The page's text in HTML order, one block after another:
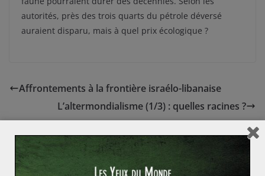
autorités, près des trois quarts du pétrole déversé
auraient disparu, mais à quel prix écologique ?
Affrontements à la frontière israélo-libanaise
L’altermondialisme (1/3) : quelles racines ?